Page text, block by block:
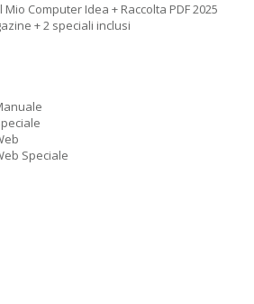
Computer Idea + Raccolta PDF 2025
+ 2 speciali inclusi
Speciale